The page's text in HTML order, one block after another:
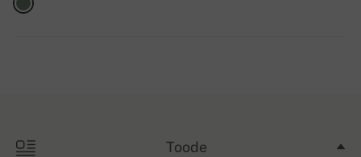
Toode